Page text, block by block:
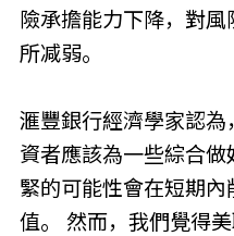
險承擔能力下降，對
所减弱。
滙豐銀行經濟學家認
資者應該為一些綜合
緊的可能性會在短期
值。 然而，我們覺得